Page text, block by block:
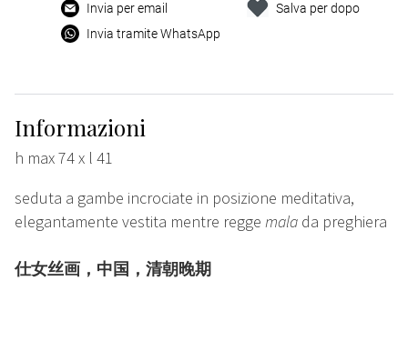
Invia per email
Invia tramite WhatsApp
Salva per dopo
Informazioni
h max 74 x l 41
seduta a gambe incrociate in posizione meditativa,
elegantamente vestita mentre regge mala da preghiera
仕女丝画，中国，清朝晚期